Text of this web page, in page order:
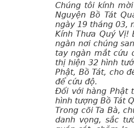
Chúng tôi kính
Nguyện Bồ Tát
ngày 19 tháng 03,
Kính Thưa Quý Vị!
ngàn nơi chúng
tay ngàn mắt cứu
thị hiện 32 hình
Phật, Bồ Tát, cho
để cứu độ.
Đối với hàng Phật
hình tượng Bồ Tát
Trong cõi Ta Bà,
danh vọng, sắc